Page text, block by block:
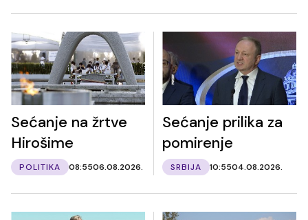
Sećanje na žrtve
Hirošime
POLITIKA 08:5506.08.2026.
Sećanje prilika za
pomirenje
SRBIJA 10:5504.08.2026.